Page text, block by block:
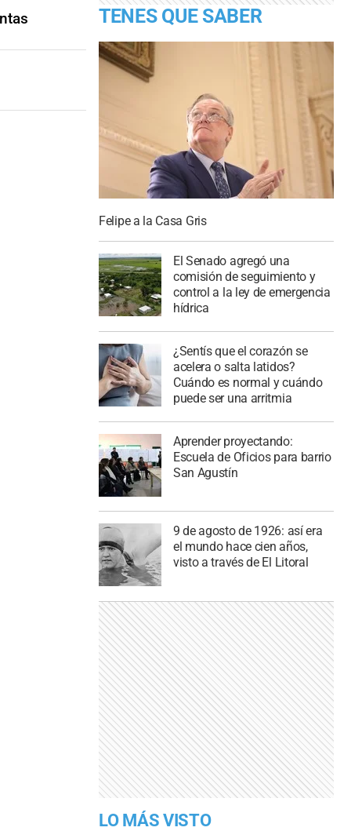
TENES QUE SABER
Felipe a la Casa Gris
El Senado agregó una
comisión de seguimiento y
control a la ley de emergencia
hídrica
¿Sentís que el corazón se
acelera o salta latidos?
Cuándo es normal y cuándo
puede ser una arritmia
Aprender proyectando:
Escuela de Oficios para barrio
San Agustín
9 de agosto de 1926: así era
el mundo hace cien años,
visto a través de El Litoral
LO MÁS VISTO